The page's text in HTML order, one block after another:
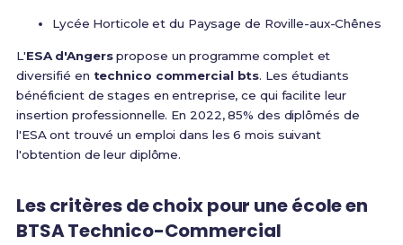
Lycée Horticole et du Paysage de Roville-aux-Chênes
L'ESA d'Angerspropose un programme complet et
diversifié en technico commercial bts. Les étudiants
bénéficient de stages en entreprise, ce qui facilite leur
insertion professionnelle. En 2022, 85% des diplômés de
l'ESA ont trouvé un emploi dans les 6 mois suivant
l'obtention de leur diplôme.
Les critères de choix pour une école en
BTSA Technico-Commercial